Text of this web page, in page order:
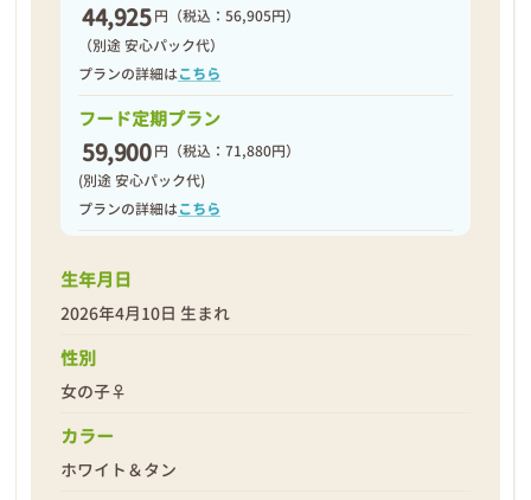
❮
44,925 円 （税込：56,905円）
（別途 安心パック代）
プランの詳細はこちら
フード定期プラン
59,900 円 （税込：71,880円）
(別途 安心パック代)
プランの詳細はこちら
生年月日
2026年4月10日 生まれ
性別
女の子♀
カラー
ホワイト＆タン